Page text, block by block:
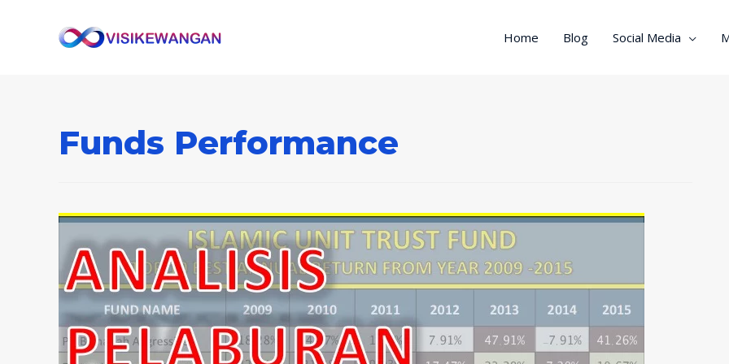
Home Blog Social Media
Funds Performance